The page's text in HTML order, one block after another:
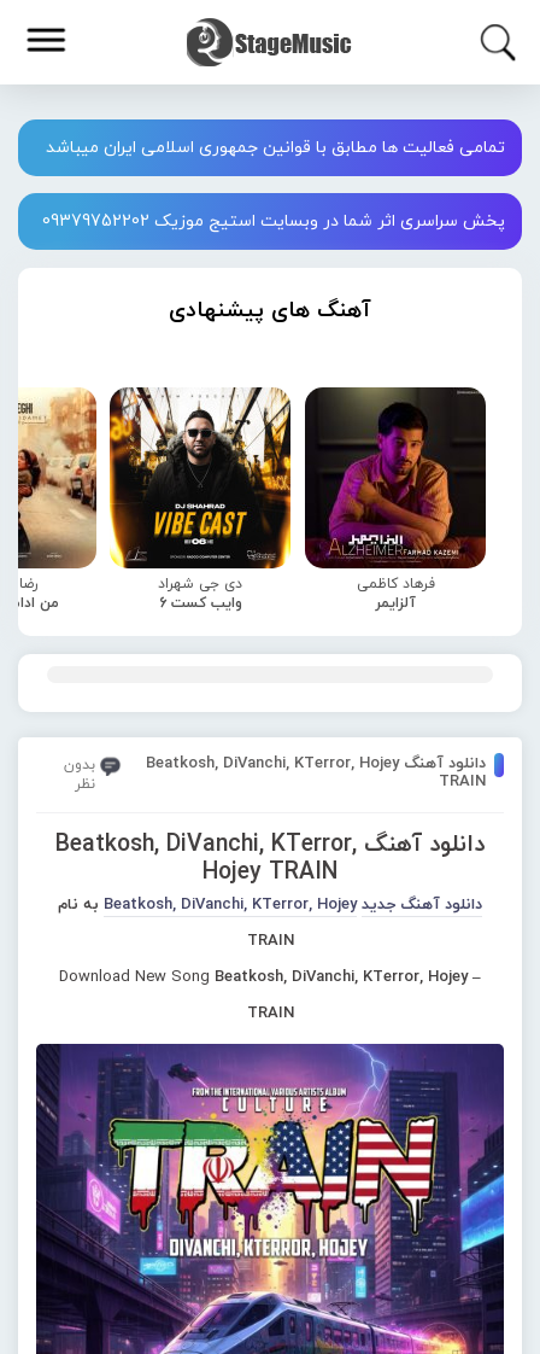
تمامی فعالیت ها مطابق با قوانین جمهوری اسلامی ایران میباشد
پخش سراسری اثر شما در وبسایت استیج موزیک 09379752202
آهنگ های پیشنهادی
فرهاد کاظمی
آلزایمر
دی جی شهراد
وایب کست 6
رضا
من
دانلود آهنگ Beatkosh, DiVanchi, KTerror, Hojey
TRAIN
بدون
نظر
دانلود آهنگ Beatkosh, DiVanchi, KTerror,
Hojey TRAIN
دانلود آهنگ جدید Beatkosh, DiVanchi, KTerror, Hojey به نام
TRAIN
Download New Song Beatkosh, DiVanchi, KTerror, Hojey –
TRAIN